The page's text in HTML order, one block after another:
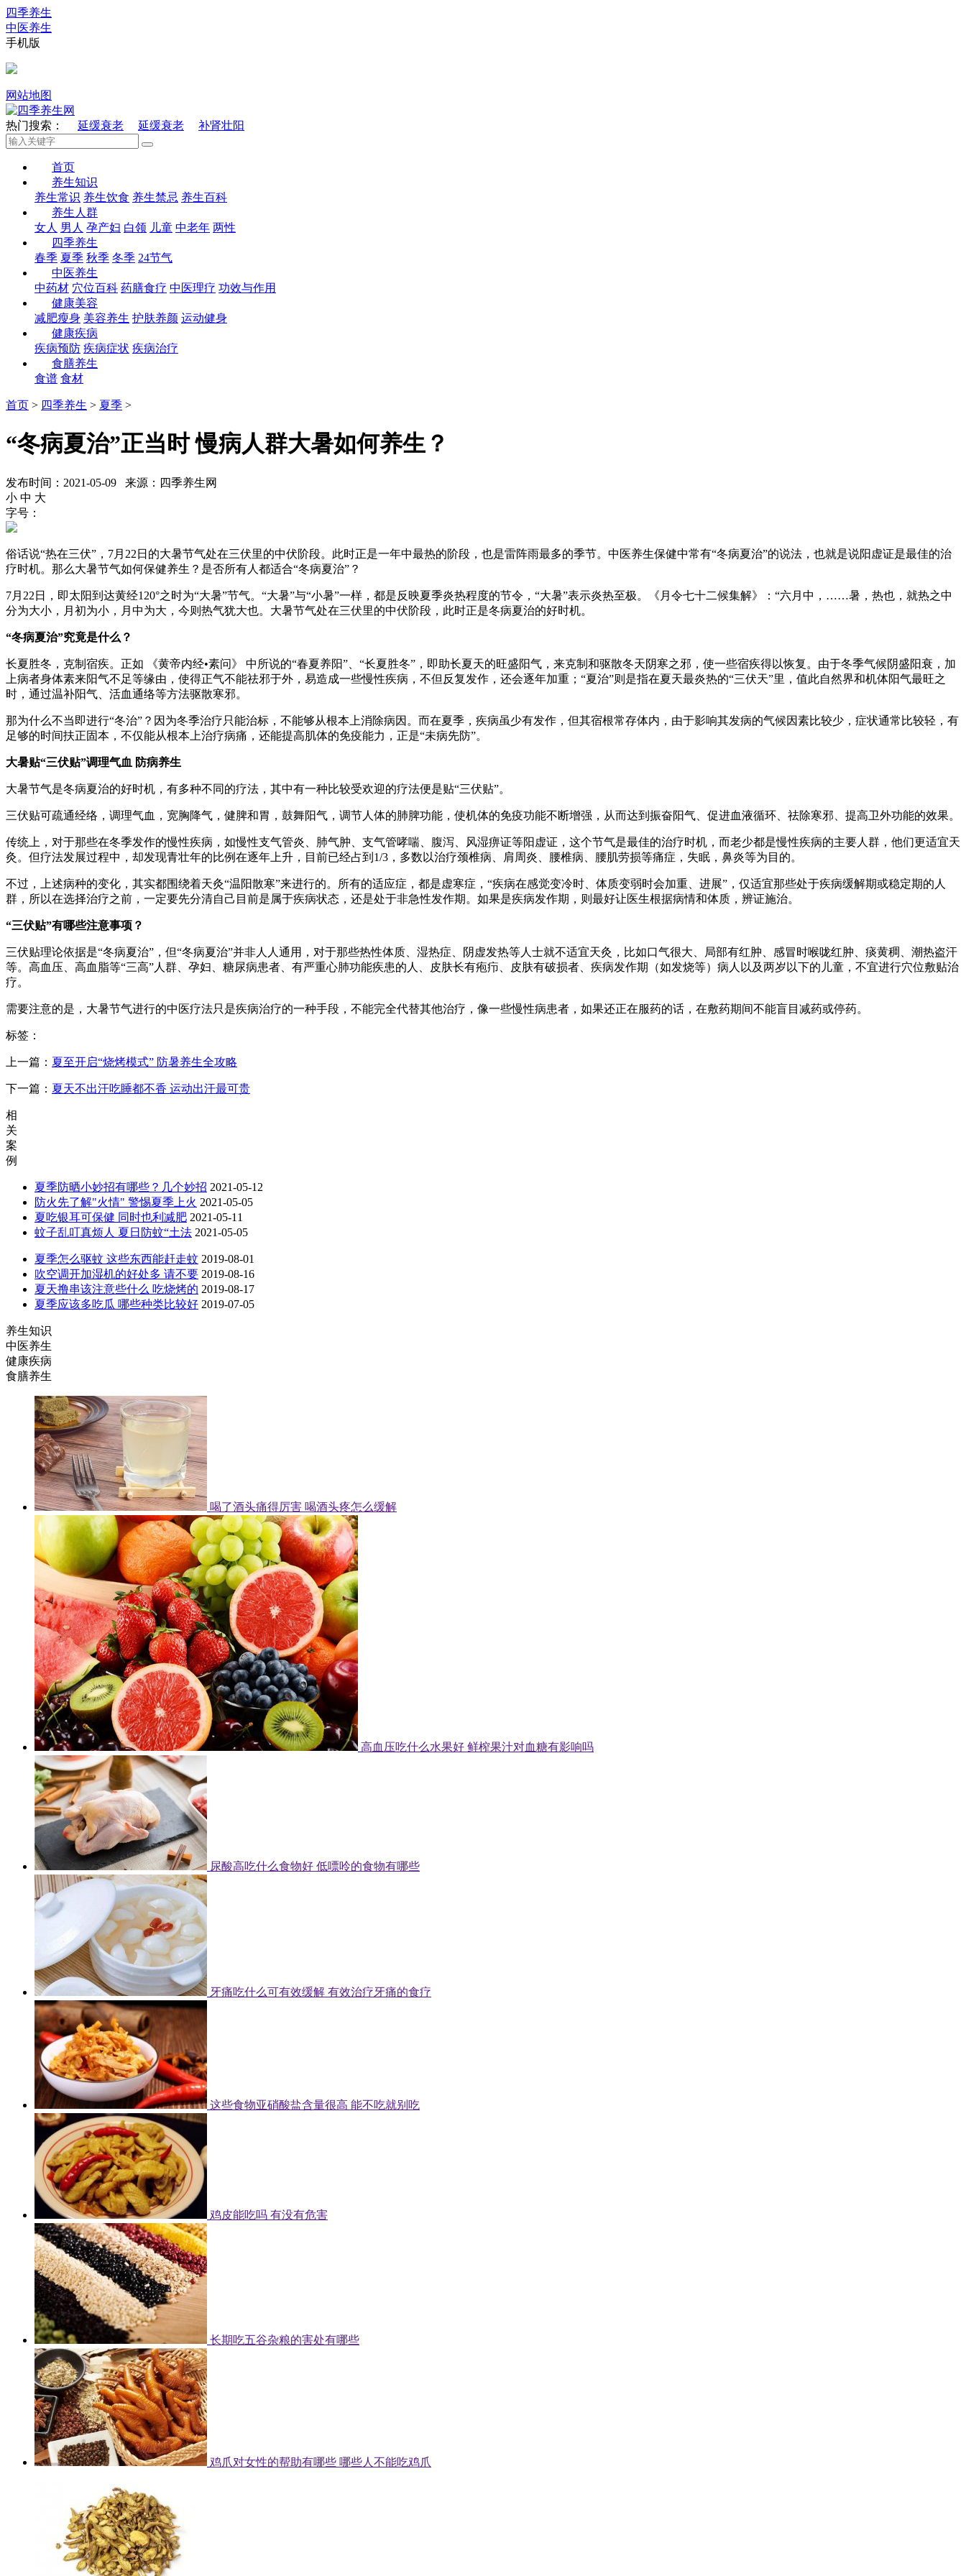
四季养生
中医养生
手机版
网站地图
热门搜索： 延缓衰老 延缓衰老 补肾壮阳
首页
养生知识
养生常识 养生饮食 养生禁忌 养生百科
养生人群
女人 男人 孕产妇 白领 儿童 中老年 两性
四季养生
春季 夏季 秋季 冬季 24节气
中医养生
中药材 穴位百科 药膳食疗 中医理疗 功效与作用
健康美容
减肥瘦身 美容养生 护肤养颜 运动健身
健康疾病
疾病预防 疾病症状 疾病治疗
食膳养生
食谱 食材
首页 > 四季养生 > 夏季 >
“冬病夏治”正当时 慢病人群大暑如何养生？
发布时间：2021-05-09 来源：四季养生网
小 中 大
字号：
俗话说“热在三伏”，7月22日的大暑节气处在三伏里的中伏阶段。此时正是一年中最热的阶段，也是雷阵雨最多的季节。中医养生保健中常有“冬病夏治”的说法，也就是说阳虚证是最佳的治
疗时机。那么大暑节气如何保健养生？是否所有人都适合“冬病夏治”？
7月22日，即太阳到达黄经120°之时为“大暑”节气。“大暑”与“小暑”一样，都是反映夏季炎热程度的节令，“大暑”表示炎热至极。《月令七十二候集解》：“六月中，……暑，热也，就热之中
分为大小，月初为小，月中为大，今则热气犹大也。大暑节气处在三伏里的中伏阶段，此时正是冬病夏治的好时机。
“冬病夏治”究竟是什么？
长夏胜冬，克制宿疾。正如 《黄帝内经•素问》 中所说的“春夏养阳”、“长夏胜冬”，即助长夏天的旺盛阳气，来克制和驱散冬天阴寒之邪，使一些宿疾得以恢复。由于冬季气候阴盛阳衰，加
上病者身体素来阳气不足等缘由，使得正气不能祛邪于外，易造成一些慢性疾病，不但反复发作，还会逐年加重；“夏治”则是指在夏天最炎热的“三伏天”里，值此自然界和机体阳气最旺之
时，通过温补阳气、活血通络等方法驱散寒邪。
那为什么不当即进行“冬治”？因为冬季治疗只能治标，不能够从根本上消除病因。而在夏季，疾病虽少有发作，但其宿根常存体内，由于影响其发病的气候因素比较少，症状通常比较轻，有
足够的时间扶正固本，不仅能从根本上治疗病痛，还能提高肌体的免疫能力，正是“未病先防”。
大暑贴“三伏贴”调理气血 防病养生
大暑节气是冬病夏治的好时机，有多种不同的疗法，其中有一种比较受欢迎的疗法便是贴“三伏贴”。
三伏贴可疏通经络，调理气血，宽胸降气，健脾和胃，鼓舞阳气，调节人体的肺脾功能，使机体的免疫功能不断增强，从而达到振奋阳气、促进血液循环、祛除寒邪、提高卫外功能的效果。
传统上，对于那些在冬季发作的慢性疾病，如慢性支气管炎、肺气肿、支气管哮喘、腹泻、风湿痹证等阳虚证，这个节气是最佳的治疗时机，而老少都是慢性疾病的主要人群，他们更适宜天
灸。但疗法发展过程中，却发现青壮年的比例在逐年上升，目前已经占到1/3，多数以治疗颈椎病、肩周炎、腰椎病、腰肌劳损等痛症，失眠，鼻炎等为目的。
不过，上述病种的变化，其实都围绕着天灸“温阳散寒”来进行的。所有的适应症，都是虚寒症，“疾病在感觉变冷时、体质变弱时会加重、进展”，仅适宜那些处于疾病缓解期或稳定期的人
群，所以在选择治疗之前，一定要先分清自己目前是属于疾病状态，还是处于非急性发作期。如果是疾病发作期，则最好让医生根据病情和体质，辨证施治。
“三伏贴”有哪些注意事项？
三伏贴理论依据是“冬病夏治”，但“冬病夏治”并非人人通用，对于那些热性体质、湿热症、阴虚发热等人士就不适宜天灸，比如口气很大、局部有红肿、感冒时喉咙红肿、痰黄稠、潮热盗汗
等。高血压、高血脂等“三高”人群、孕妇、糖尿病患者、有严重心肺功能疾患的人、皮肤长有疱疖、皮肤有破损者、疾病发作期（如发烧等）病人以及两岁以下的儿童，不宜进行穴位敷贴治
疗。
需要注意的是，大暑节气进行的中医疗法只是疾病治疗的一种手段，不能完全代替其他治疗，像一些慢性病患者，如果还正在服药的话，在敷药期间不能盲目减药或停药。
标签：
上一篇： 夏至开启“烧烤模式” 防暑养生全攻略
下一篇： 夏天不出汗吃睡都不香 运动出汗最可贵
相
关
案
例
夏季防晒小妙招有哪些？几个妙招 2021-05-12
防火先了解"火情" 警惕夏季上火 2021-05-05
夏吃银耳可保健 同时也利减肥 2021-05-11
蚊子乱叮真烦人 夏日防蚊“土法 2021-05-05
夏季怎么驱蚊 这些东西能赶走蚊 2019-08-01
吹空调开加湿机的好处多 请不要 2019-08-16
夏天撸串该注意些什么 吃烧烤的 2019-08-17
夏季应该多吃瓜 哪些种类比较好 2019-07-05
养生知识
中医养生
健康疾病
食膳养生
喝了酒头痛得厉害 喝酒头疼怎么缓解
高血压吃什么水果好 鲜榨果汁对血糖有影响吗
尿酸高吃什么食物好 低嘌呤的食物有哪些
牙痛吃什么可有效缓解 有效治疗牙痛的食疗
这些食物亚硝酸盐含量很高 能不吃就别吃
鸡皮能吃吗 有没有危害
长期吃五谷杂粮的害处有哪些
鸡爪对女性的帮助有哪些 哪些人不能吃鸡爪